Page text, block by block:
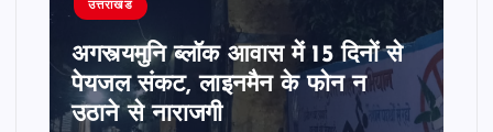
उत्तराखंड
अगस्त्यमुनि ब्लॉक आवास में 15 दिनों से
पेयजल संकट, लाइनमैन के फोन न
उठाने से नाराजगी